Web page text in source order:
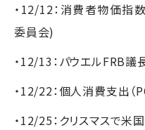
・12/12：消費者物価指数
委員会)
・12/13：パウエルFRB議
・12/22：個人消費支出（
・12/25：クリスマスで米